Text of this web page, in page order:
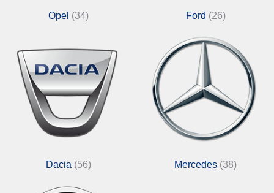
Opel (34) Ford (26)
Dacia (56) Mercedes (38)